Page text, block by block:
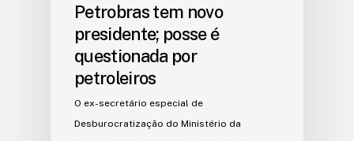
Petrobras tem novo
presidente; posse é
questionada por
petroleiros
O ex-secretário especial de
Desburocratização do Ministério da